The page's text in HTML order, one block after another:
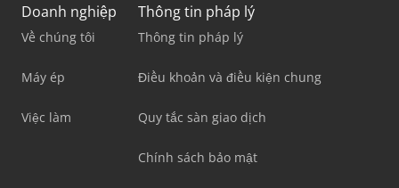
Doanh nghiệp
Về chúng tôi
Máy ép
Việc làm
Thông tin pháp lý
Thông tin pháp lý
Điều khoản và điều kiện chung
Quy tắc sàn giao dịch
Chính sách bảo mật